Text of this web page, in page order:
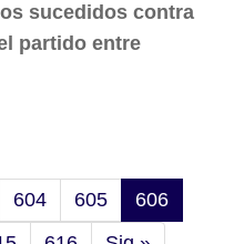
sucedidos contra
partido entre
604 605
606